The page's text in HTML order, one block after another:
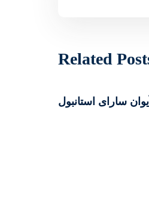
Related
سارای استانبول